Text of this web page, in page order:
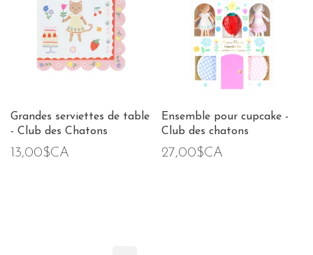
Grandes serviettes de table
- Club des Chatons
13,00$CA
Ensemble pour cupcake -
Club des chatons
27,00$CA